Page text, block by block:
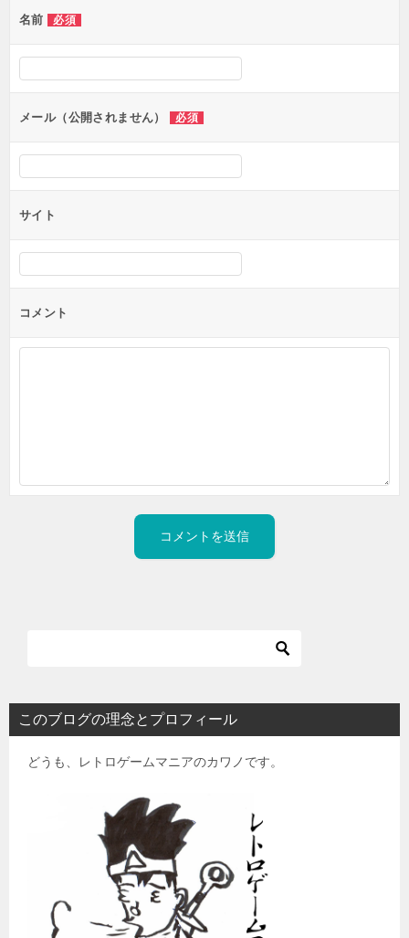
ー
シ
ョ
ン
名前 必須
メール（公開されません） 必須
サイト
コメント
このブログの理念とプロフィール
どうも、レトロゲームマニアのカワノです。